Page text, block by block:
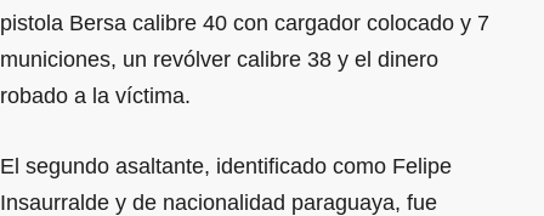
pistola Bersa calibre 40 con cargador colocado y 7
municiones, un revólver calibre 38 y el dinero
robado a la víctima.
El segundo asaltante, identificado como Felipe
Insaurralde y de nacionalidad paraguaya, fue